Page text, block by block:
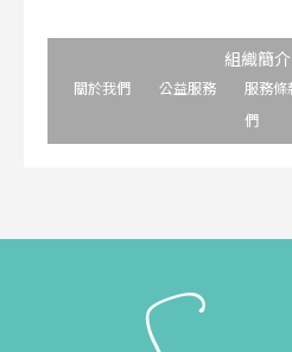
組織簡介
關於我們 公益服務 服務條
們